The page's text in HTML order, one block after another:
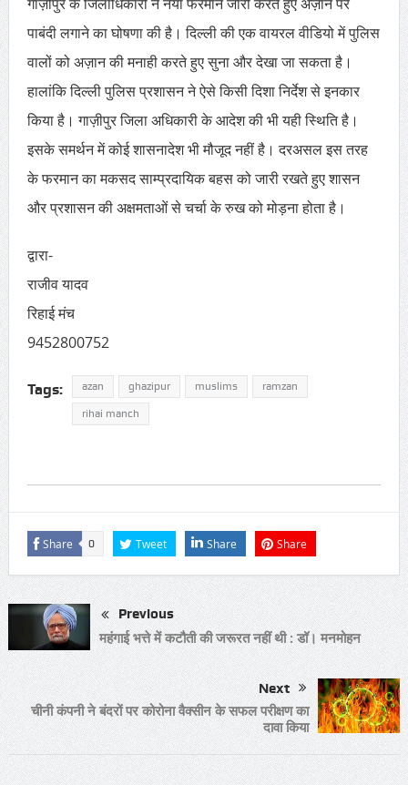
पाबंदी लगाने का घोषणा की है। दिल्ली की एक वायरल वीडियो में पुलिस
वालों को अज़ान की मनाही करते हुए सुना और देखा जा सकता है।
हालांकि दिल्ली पुलिस प्रशासन ने ऐसे किसी दिशा निर्देश से इनकार
किया है। गाज़ीपुर जिला अधिकारी के आदेश की भी यही स्थिति है।
इसके समर्थन में कोई शासनादेश भी मौजूद नहीं है। दरअसल इस तरह
के फरमान का मकसद साम्प्रदायिक बहस को जारी रखते हुए शासन
और प्रशासन की अक्षमताओं से चर्चा के रुख को मोड़ना होता है।
द्वारा-
राजीव यादव
रिहाई मंच
9452800752
Tags: azan ghazipur muslims ramzan
rihai manch
Share 0 Tweet Share Share
Previous
महंगाई भत्ते में कटौती की जरूरत नहीं थी : डॉ। मनमोहन
Next
चीनी कंपनी ने बंदरों पर कोरोना वैक्सीन के सफल परीक्षण का
दावा किया